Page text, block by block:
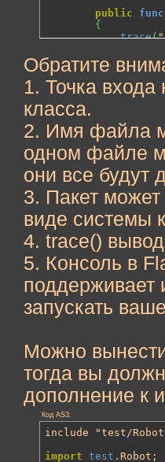
public
{
trace(
}
//entry point
//
var rob:Robot
	rob.askUserName
	rob.sayHello
	rob.sayMyName
()
}
Обратите
1. Точка
класса.
2. Имя файла
одном файле
они все будут
3. Пакет
виде системы
4. trace()
5. Консоль в
поддерживает
запускать
Можно
тогда вы
дополнение к
Код AS3:
include "test/
import test .Robot;